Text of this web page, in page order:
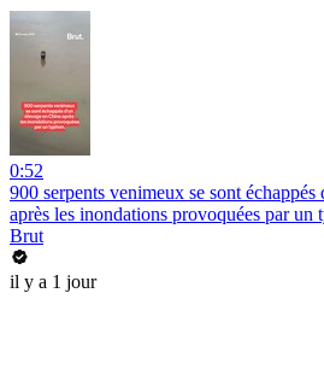
0:52
900 serpents venimeux se sont
après les inondations provoquées par un
Brut
il y a 1 jour